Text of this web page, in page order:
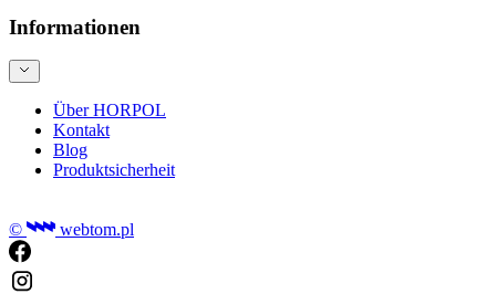
Informationen
Über HORPOL
Kontakt
Blog
Produktsicherheit
© webtom.pl